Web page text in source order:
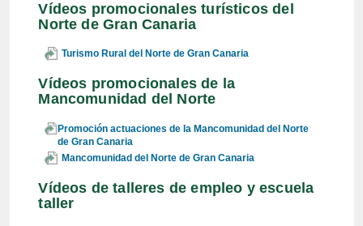
Vídeos promocionales turísticos del
Norte de Gran Canaria
Turismo Rural del Norte de Gran Canaria
Vídeos promocionales de la
Mancomunidad del Norte
Promoción actuaciones de la Mancomunidad del Norte
de Gran Canaria
Mancomunidad del Norte de Gran Canaria
Vídeos de talleres de empleo y escuela
taller